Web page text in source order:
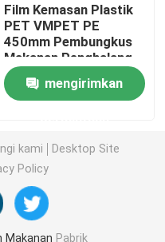
Daur Ulang
Film Kemasan Plastik
PET VMPET PE
450mm Pembungkus
Makanan Penghalang
Tinggi
mengirimkan
kami
Desktop Site
Policy
Makanan Pabrik